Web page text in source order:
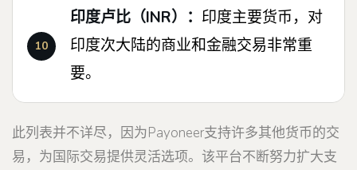
印度卢比（INR）： 印度主要货币，对
印度次大陆的商业和金融交易非常重
要。
此列表并不详尽，因为Payoneer支持许多其他货币的交
易，为国际交易提供灵活选项。该平台不断努力扩大支